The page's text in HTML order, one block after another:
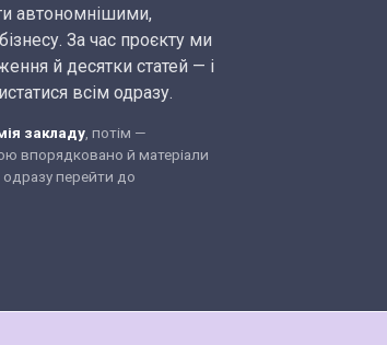
автономнішими,
За час проєкту ми
й десятки статей — і
всім одразу.
закладу, потім —
впорядковано й матеріали
перейти до